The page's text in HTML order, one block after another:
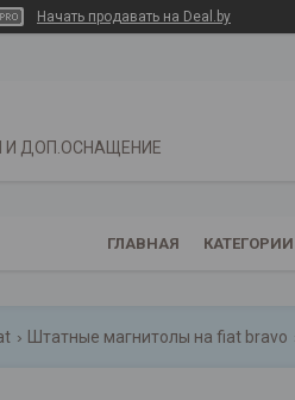
Начать продавать на Deal.by
И ДОП.ОСНАЩЕНИЕ
ГЛАВНАЯ
Штатные магнитолы на fiat bravo